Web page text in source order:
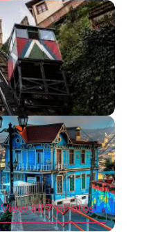
View all 7 photos